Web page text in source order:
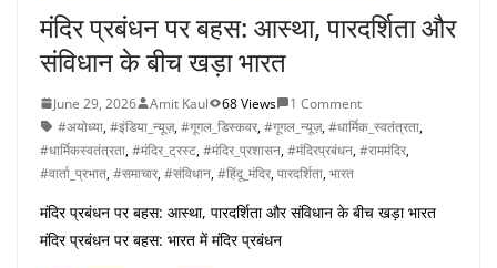
मंदिर प्रबंधन पर बहस: आस्था, पारदर्शिता और
संविधान के बीच खड़ा भारत
June 29, 2026 Amit Kaul 68 Views
1 Comment
#अयोध्या,#इंडिया_न्यूज़,#गूगल_डिस्कवर,#गूगल_न्यूज़,#धार्मिक_स्वतंत्रता,
#धार्मिकस्वतंत्रता,#मंदिर_ट्रस्ट,#मंदिर_प्रशासन,#मंदिरप्रबंधन,#राममंदिर,
#वार्ता_प्रभात,#समाचार,#संविधान,#हिंदू_मंदिर,पारदर्शिता,भारत
मंदिर प्रबंधन पर बहस: आस्था, पारदर्शिता और संविधान के बीच खड़ा भारत
मंदिर प्रबंधन पर बहस: भारत में मंदिर प्रबंधन